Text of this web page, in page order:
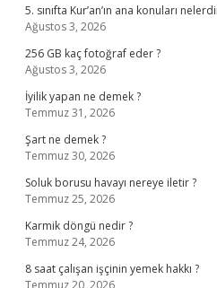
5. sınıfta Kur’an’ın ana konuları
Ağustos 3, 2026
256 GB kaç fotoğraf eder ?
Ağustos 3, 2026
İyilik yapan ne demek ?
Temmuz 31, 2026
Şart ne demek ?
Temmuz 30, 2026
Soluk borusu havayı nereye iletir ?
Temmuz 25, 2026
Karmik döngü nedir ?
Temmuz 24, 2026
8 saat çalışan işçinin yemek hakkı ?
Temmuz 20, 2026